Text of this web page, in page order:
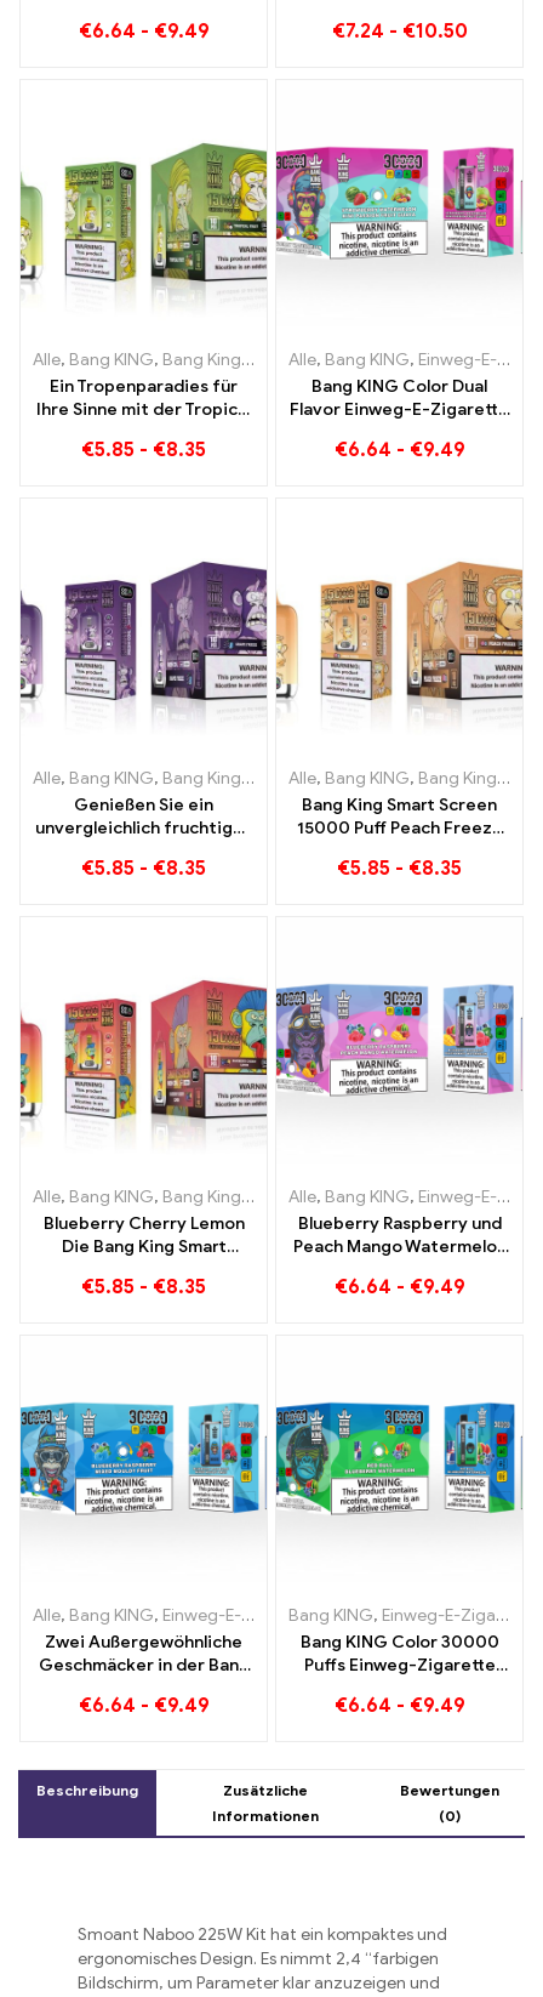
Strawberry Kiwi und Sour
€6.64 - €9.49 €7.24 - €10.50
Alle, Bang KING, Bang King Smart Screen 15000 Puff ,Einweg-E-
Ein Tropenparadies für
Ihre Sinne mit der Tropical
Screen 15000 Puff
€5.85 - €8.35
Alle, Bang KING, Einweg-E-Zigaretten Litauen
Bang KING Color Dual
Flavor Einweg-E-Zigarette
Geschmack mit
€6.64 - €9.49
Alle, Bang KING, Bang King Smart Screen 15000 Puff ,Einweg-E-
Genießen Sie ein
unvergleichlich fruchtiges
Jelly Bang King Smart
€5.85 - €8.35
Alle, Bang KING, Bang King Smart Screen 15000 Puff
Bang King Smart Screen
15000 Puff Peach Freeze
€5.85 - €8.35
Alle, Bang KING, Bang King Smart Screen 15000 Puff ,Einweg-E-
Blueberry Cherry Lemon
Die Bang King Smart
Überblick über ein
€5.85 - €8.35
Alle, Bang KING, Einweg-E-Zigaretten Litauen
Blueberry Raspberry und
Peach Mango Watermelon
Puffs EINWEG E-
€6.64 - €9.49
Alle, Bang KING, Einweg-E-Zigaretten Litauen ,Einweg-E-
Zwei Außergewöhnliche
Geschmäcker in der Bang
Zigarette Blueberry
€6.64 - €9.49
Bang KING, Einweg-E-Zigaretten Litauen
Bang KING Color 30000
Puffs Einweg-Zigarette
Geschmacksrichtungen
Sweet
€6.64 - €9.49
Beschreibung
Zusätzliche
Informationen
Bewertungen
(0)
Smoant Naboo 225W Kit hat ein kompaktes und
ergonomisches Design. Es nimmt 2,4 “farbigen
Bildschirm, um Parameter klar anzuzeigen und